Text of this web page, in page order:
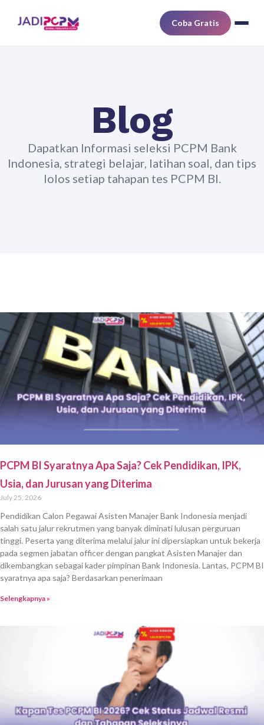
Coba Gratis
Blog
Dapatkan Informasi seleksi PCPM Bank
Indonesia, strategi belajar, latihan soal, dan tips
lolos setiap tahapan tes PCPM BI.
PCPM BI Syaratnya Apa Saja? Cek Pendidikan, IPK,
Usia, dan Jurusan yang Diterima
July 25, 2026
Pendidikan Calon Pegawai Asisten Manajer Bank Indonesia menjadi
salah satu jalur rekrutmen yang banyak diminati lulusan perguruan
tinggi. Peserta yang diterima melalui jalur ini dipersiapkan untuk bekerja
pada segmen jabatan officer dengan pangkat Asisten Manajer dan
dikembangkan sebagai kader pimpinan Bank Indonesia. Lantas, PCPM BI
syaratnya apa saja? Berdasarkan penerimaan
Selengkapnya »